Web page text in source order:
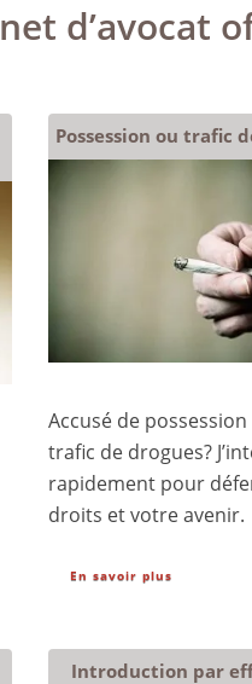
d’avocat
Possession ou trafic
Accusé de
trafic de drogues?
rapidement pour
droits et votre avenir.
En savoir plus
Introduction par